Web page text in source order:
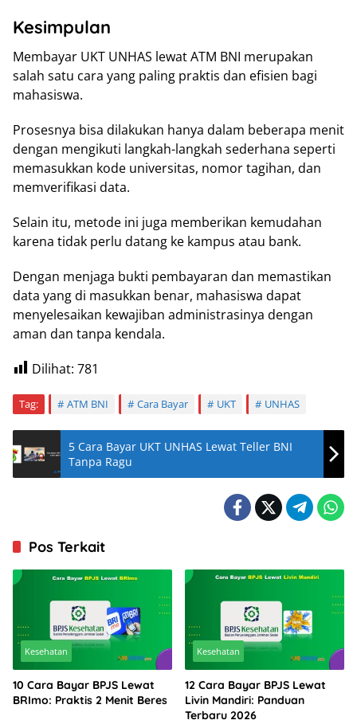
Kesimpulan
Membayar UKT UNHAS lewat ATM BNI merupakan
salah satu cara yang paling praktis dan efisien bagi
mahasiswa.
Prosesnya bisa dilakukan hanya dalam beberapa menit
dengan mengikuti langkah-langkah sederhana seperti
memasukkan kode universitas, nomor tagihan, dan
memverifikasi data.
Selain itu, metode ini juga memberikan kemudahan
karena tidak perlu datang ke kampus atau bank.
Dengan menjaga bukti pembayaran dan memastikan
data yang di masukkan benar, mahasiswa dapat
menyelesaikan kewajiban administrasinya dengan
aman dan tanpa kendala.
Dilihat: 781
Tag: ATM BNI Cara Bayar UKT UNHAS
5 Cara Bayar UKT UNHAS Lewat Teller BNI
Tanpa Ragu
Pos Terkait
Kesehatan
10 Cara Bayar BPJS Lewat
BRImo: Praktis 2 Menit Beres
Kesehatan
12 Cara Bayar BPJS Lewat
Livin Mandiri: Panduan
Terbaru 2026